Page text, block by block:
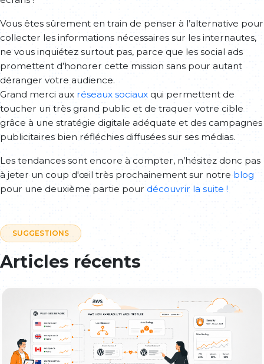
Vous êtes sûrement en train de penser à l’alternative pour
collecter les informations nécessaires sur les internautes,
ne vous inquiétez surtout pas, parce que les social ads
promettent d’honorer cette mission sans pour autant
déranger votre audience.
Grand merci aux réseaux sociaux qui permettent de
toucher un très grand public et de traquer votre cible
grâce à une stratégie digitale adéquate et des campagnes
publicitaires bien réfléchies diffusées sur ses médias.
Les tendances sont encore à compter, n’hésitez donc pas
à jeter un coup d'œil très prochainement sur notre blog
pour une deuxième partie pour découvrir la suite !
SUGGESTIONS
Articles récents